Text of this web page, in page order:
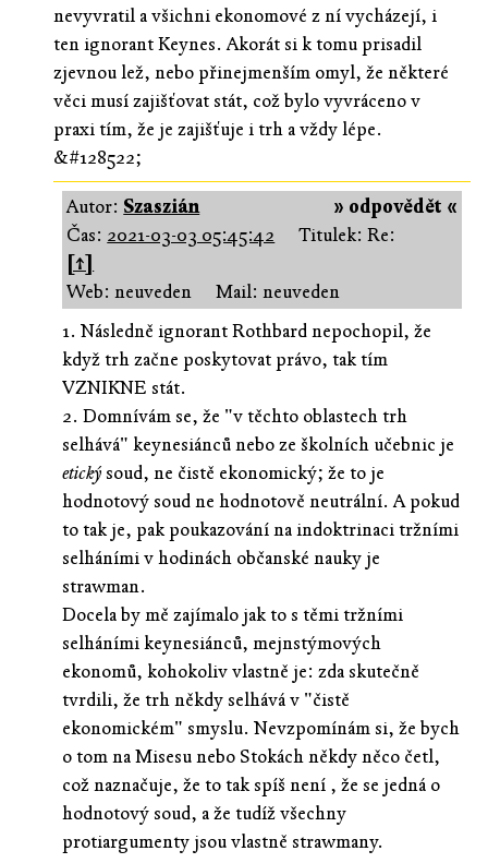
nevyvratil a všichni ekonomové z ní vycházejí, i
ten ignorant Keynes. Akorát si k tomu prisadil
zjevnou lež, nebo přinejmenším omyl, že některé
věci musí zajišťovat stát, což bylo vyvráceno v
praxi tím, že je zajišťuje i trh a vždy lépe.
&#128522;
» odpovědět «
Autor: Szaszián
Čas: 2021-03-03 05:45:42
Titulek: Re:
[↑]
Web: neuveden
Mail: neuveden
1. Následně ignorant Rothbard nepochopil, že
když trh začne poskytovat právo, tak tím
VZNIKNE stát.
2. Domnívám se, že "v těchto oblastech trh
selhává" keynesiánců nebo ze školních učebnic je
etickýsoud, ne čistě ekonomický; že to je
hodnotový soud ne hodnotově neutrální. A pokud
to tak je, pak poukazování na indoktrinaci tržními
selháními v hodinách občanské nauky je
strawman.
Docela by mě zajímalo jak to s těmi tržními
selháními keynesiánců, mejnstýmových
ekonomů, kohokoliv vlastně je: zda skutečně
tvrdili, že trh někdy selhává v "čistě
ekonomickém" smyslu. Nevzpomínám si, že bych
o tom na Misesu nebo Stokách někdy něco četl,
což naznačuje, že to tak spíš není , že se jedná o
hodnotový soud, a že tudíž všechny
protiargumenty jsou vlastně strawmany.